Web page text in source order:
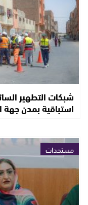
شبكات التطهير
استباقية بمدن جهة
مستجدات